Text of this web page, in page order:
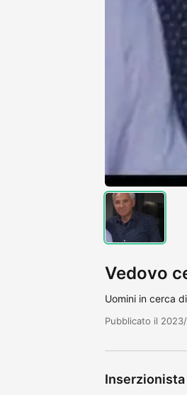
Vedovo
Uomini in cerca
Pubblicato il 2023/
Inserzionista